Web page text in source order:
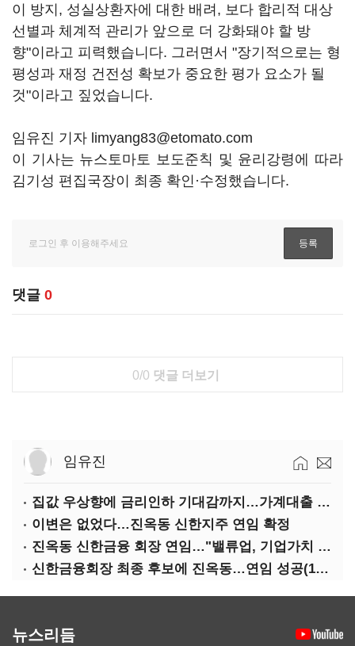
이 방지, 성실상환자에 대한 배려, 보다 합리적 대상
선별과 체계적 관리가 앞으로 더 강화돼야 할 방
향"이라고 피력했습니다. 그러면서 "장기적으로는 형
평성과 재정 건전성 확보가 중요한 평가 요소가 될
것"이라고 짚었습니다.
임유진 기자 limyang83@etomato.com
이 기사는 뉴스토마토 보도준칙 및 윤리강령에 따라
김기성 편집국장이 최종 확인·수정했습니다.
댓글 0
0/0 댓글 더보기
임유진
집값 우상향에 금리인하 기대감까지…가계대출 뇌관
이변은 없었다…진옥동 신한지주 연임 확정
진옥동 신한금융 회장 연임…"밸류업, 기업가치 키워"(상보)
신한금융회장 최종 후보에 진옥동…연임 성공(1보)
뉴스리듬